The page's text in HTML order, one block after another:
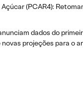
(PCAR4):
dados do
projeções para o